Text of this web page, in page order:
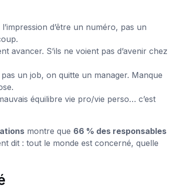
d’être un numéro, pas un
avancer. S’ils ne voient pas d’avenir chez
un job, on quitte un manager. Manque
équilibre vie pro/vie perso… c’est
montre que 66 % des responsables
dit : tout le monde est concerné, quelle